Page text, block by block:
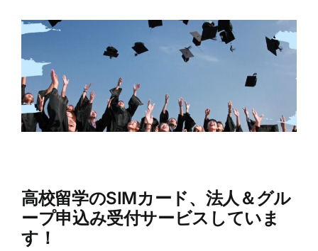
高校留学のSIMカード、法人＆グル
ープ申込み受付サービスしていま
す！